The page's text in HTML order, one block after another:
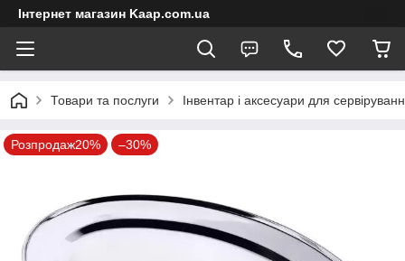
Інтернет магазин Kaap.com.ua
Товари та послуги Інвентар і аксесуари для
Розпродаж20% –30%